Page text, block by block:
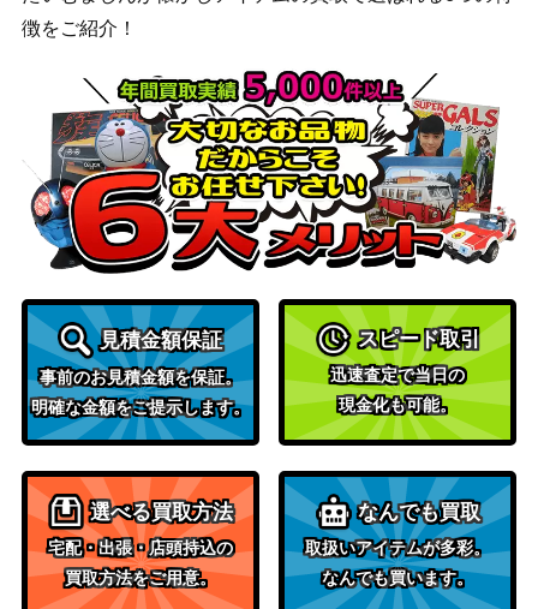
SP04】
〔Escorte étoile〕シリウスシン
ボリ
サイゲームズ
（ウマ娘 プリティ
ーダービー）
沈黙の絶傑・ルルナイ（SL）
【BP05-SL15】
サイゲームズ
（永劫なる絶傑）
200
唯我の絶傑・マゼルベイン（S
L）【BP05-SL19】
サイゲームズ
（永劫なる絶傑）
300
〔桃色のバックショット〕ナリ
タトップロード【ECP01-SSP1
2】
サイゲームズ
（ウマ娘 プリティ
ーダービー）
20,000
白銀の騎士・エミリア（UR）
【BP02-U02】
サイゲームズ
（黒銀のバハムー
700
ユグドラシル（UR）【BP09-U0
1】
サイゲームズ
（光影の二重奏）
2,000
ブレイズフレア・マーズ（UR）
【BP14-U02】
サイゲームズ
（夢幻の饗宴）
1,000
徴をご紹介！
見積金額保証
事前のお見積金額を保証。
明確な金額をご提示します。
スピード取引
迅速査定で当日の
現金化も可能。
選べる買取方法
宅配・出張・店頭持込の
買取方法をご用意。
なんでも買取
取扱いアイテムが多彩。
なんでも買います。